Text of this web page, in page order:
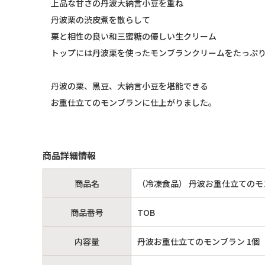
上品な甘さの丹波大納言小豆を重ね
丹波栗の渋皮煮を散らして
栗と相性の良い和三蜜糖の優しい生クリーム
トップには丹波栗を使ったモンブランクリームをたっぷ
丹波の栗、黒豆、大納言小豆を堪能できる
お重仕立てのモンブランに仕上がりました。
商品詳細情報
商品名 （冷凍食品） 丹波お重仕立ての
商品番号 TOB
内容量 丹波お重仕立てのモンブラン 1個